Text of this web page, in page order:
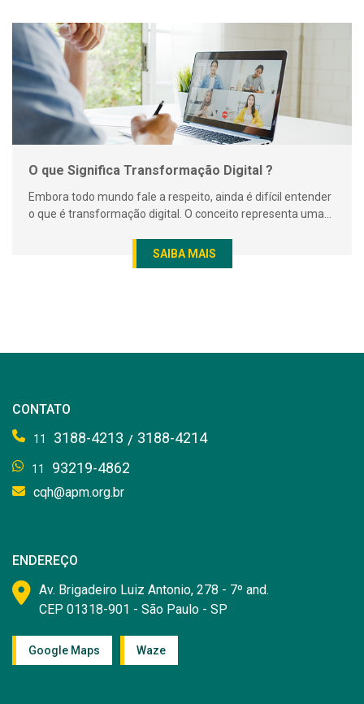
O que Significa Transformação Digital ?
Embora todo mundo fale a respeito, ainda é difícil entender
o que é transformação digital. O conceito representa uma...
SAIBA MAIS
CONTATO
11 3188-4213 / 3188-4214
11 93219-4862
cqh@apm.org.br
ENDEREÇO
Av. Brigadeiro Luiz Antonio, 278 - 7º and.
CEP 01318-901 - São Paulo - SP
Google Maps Waze